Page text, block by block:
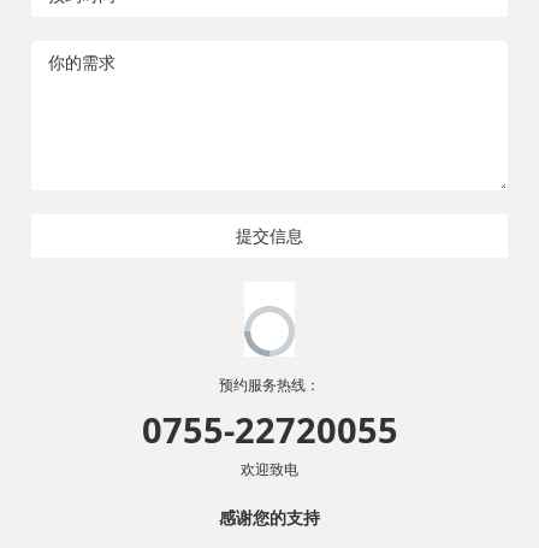
提交信息
预约服务热线：
0755-22720055
欢迎致电
感谢您的支持